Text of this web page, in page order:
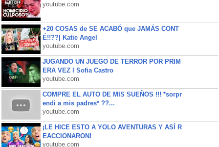
youtube.com
+20 COSAS de SE ACABÓ que JAMÁS CONT
É!!??| Katie Angel
youtube.com
JUGANDO UN JUEGO DE TERROR POR PRIM
ERA VEZ l Sofia Castro
youtube.com
COMPRE EL AUTO DE MIS SUEÑOS !!! *sorpr
endi a mis padres* ??...
youtube.com
¡LE HICE ESTO A YOLO AVENTURAS Y ASÍ R
EACCIONARON!
youtube.com